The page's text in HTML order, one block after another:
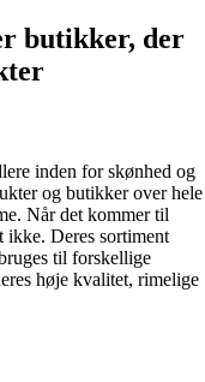
butikker, der
inden for skønhed og
og butikker over hele
Når det kommer til
ikke. Deres sortiment
til forskellige
høje kvalitet, rimelige